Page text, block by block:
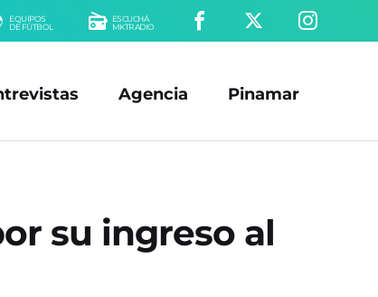
EQUIPOS
DE FÚTBOL
ESCUCHÁ
MKTRADIO
Agencia Pinamar
su ingreso al